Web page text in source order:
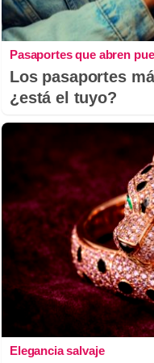
Pasaportes que abren
Los pasaportes
¿está el tuyo?
Elegancia salvaje